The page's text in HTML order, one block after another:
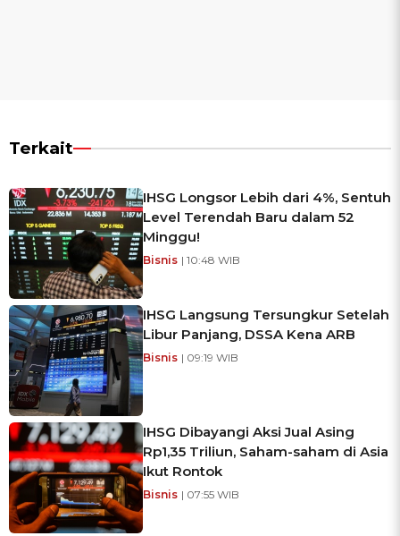
Terkait
IHSG Longsor Lebih dari 4%, Sentuh
Level Terendah Baru dalam 52
Minggu!
Bisnis | 10:48 WIB
IHSG Langsung Tersungkur Setelah
Libur Panjang, DSSA Kena ARB
Bisnis | 09:19 WIB
IHSG Dibayangi Aksi Jual Asing
Rp1,35 Triliun, Saham-saham di Asia
Ikut Rontok
Bisnis | 07:55 WIB